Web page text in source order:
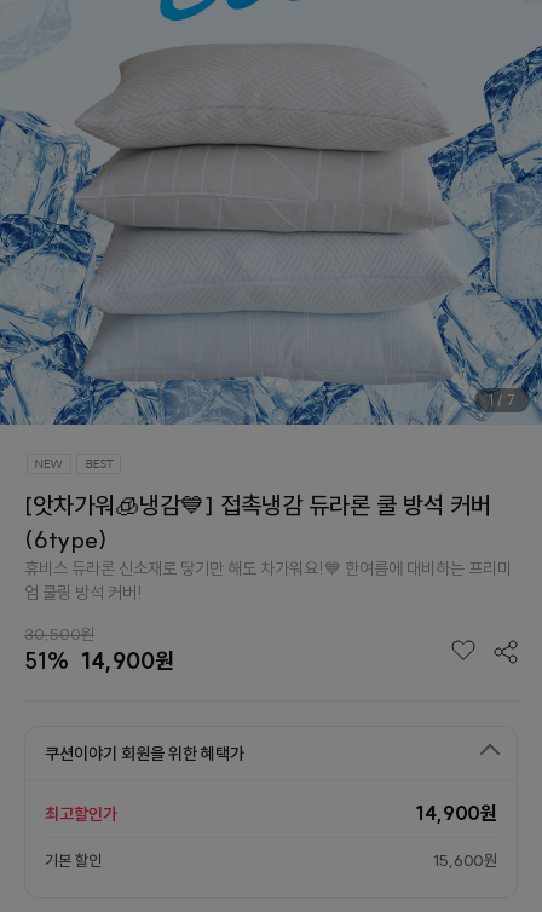
1 / 7
[앗차가워🧊냉감💙] 접촉냉감 듀라론 쿨 방석 커버
(6type)
휴비스 듀라론 신소재로 닿기만 해도 차가워요!💙 한여름에 대비하는 프리미
엄 쿨링 방석 커버!
30,500원
51% 14,900원
쿠션이야기 회원을 위한 혜택가
최고할인가 14,900원
기본 할인 15,600원